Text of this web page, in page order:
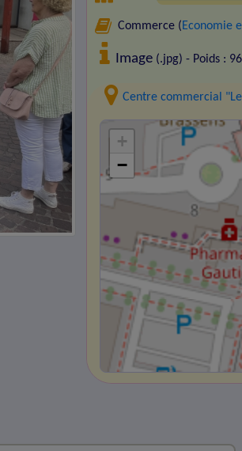
Commerce (Economie
Image (.jpg) - Poids :
Centre commercial
+
−